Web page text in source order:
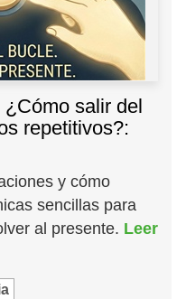
salir del
repetitivos?:
y cómo
sencillas para
al presente. Leer